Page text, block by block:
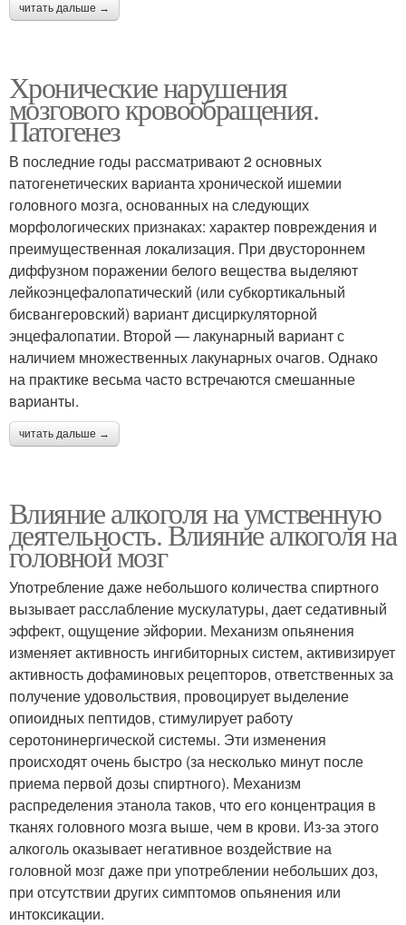
читать дальше →
Хронические нарушения
мозгового кровообращения.
Патогенез
В последние годы рассматривают 2 основных
патогенетических варианта хронической ишемии
головного мозга, основанных на следующих
морфологических признаках: характер повреждения и
преимущественная локализация. При двустороннем
диффузном поражении белого вещества выделяют
лейкоэнцефалопатический (или субкортикальный
бисвангеровский) вариант дисциркуляторной
энцефалопатии. Второй — лакунарный вариант с
наличием множественных лакунарных очагов. Однако
на практике весьма часто встречаются смешанные
варианты.
читать дальше →
Влияние алкоголя на умственную
деятельность. Влияние алкоголя на
головной мозг
Употребление даже небольшого количества спиртного
вызывает расслабление мускулатуры, дает седативный
эффект, ощущение эйфории. Механизм опьянения
изменяет активность ингибиторных систем, активизирует
активность дофаминовых рецепторов, ответственных за
получение удовольствия, провоцирует выделение
опиоидных пептидов, стимулирует работу
серотонинергической системы. Эти изменения
происходят очень быстро (за несколько минут после
приема первой дозы спиртного). Механизм
распределения этанола таков, что его концентрация в
тканях головного мозга выше, чем в крови. Из-за этого
алкоголь оказывает негативное воздействие на
головной мозг даже при употреблении небольших доз,
при отсутствии других симптомов опьянения или
интоксикации.